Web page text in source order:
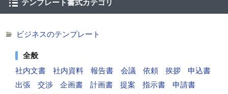
テンプレート書式カテゴリ
ビジネスのテンプレート
全般
社内文書
社内資料 報告書 会議 依頼 挨拶
申込書
出張
交渉 企画書 計画書 提案 指示書
申請書